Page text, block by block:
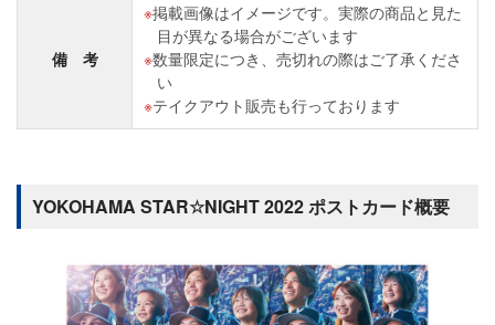
備 考
掲載画像はイメージです。実際の商品と見た
目が異なる場合がございます
数量限定につき、売切れの際はご了承くださ
い
テイクアウト販売も行っております
YOKOHAMA STAR☆NIGHT 2022 ポストカード概要